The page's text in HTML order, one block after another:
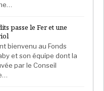
passe le Fer et une
bienvenu au Fonds
et son équipe dont la
par le Conseil